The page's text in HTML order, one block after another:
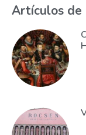
Artículos de